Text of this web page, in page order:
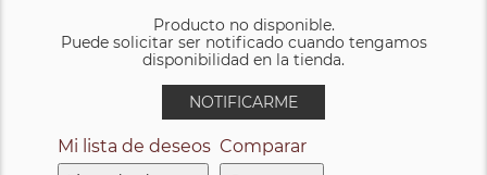
Producto no disponible.
Puede solicitar ser notificado cuando tengamos
disponibilidad en la tienda.
NOTIFICARME
Mi lista de deseos Comparar